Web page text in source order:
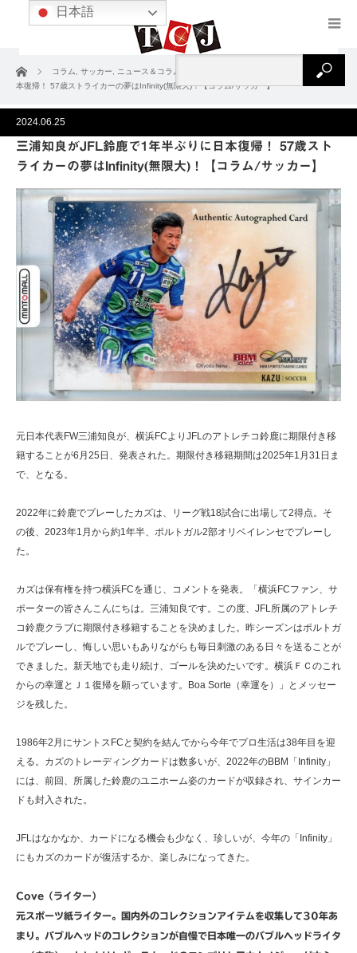
ホーム コラム サッカー ニュース＆コラム
三浦知良がJFL鈴鹿で1年半ぶりに日
本復帰！ 57歳ストライカーの夢はInfinity(無限大)！【コラム/サッカー】
2024.06.25
三浦知良がJFL鈴鹿で1年半ぶりに日本復帰！ 57歳スト
ライカーの夢はInfinity(無限大)！【コラム/サッカー】
元日本代表FW三浦知良が、横浜FCよりJFLのアトレチコ鈴鹿に期限付き移
籍することが6月25日、発表された。期限付き移籍期間は2025年1月31日ま
で、となる。
2022年に鈴鹿でプレーしたカズは、リーグ戦18試合に出場して2得点。そ
の後、2023年1月から約1年半、ポルトガル2部オリベイレンセでプレーし
た。
カズは保有権を持つ横浜FCを通じ、コメントを発表。「横浜FCファン、サ
ポーターの皆さんこんにちは。三浦知良です。この度、JFL所属のアトレチ
コ鈴鹿クラブに期限付き移籍することを決めました。昨シーズンはポルトガ
ルでプレーし、悔しい思いもありながらも毎日刺激のある日々を送ることが
できました。新天地でも走り続け、ゴールを決めたいです。横浜ＦＣのこれ
からの幸運とＪ１復帰を願っています。Boa Sorte（幸運を）」とメッセー
ジを残した。
1986年2月にサントスFCと契約を結んでから今年でプロ生活は38年目を迎
える。カズのトレーディングカードは数多いが、2022年のBBM「Infinity」
には、前回、所属した鈴鹿のユニホーム姿のカードが収録され、サインカー
ドも封入された。
JFLはなかなか、カードになる機会も少なく、珍しいが、今年の「Infinity」
にもカズのカードが復活するか、楽しみになってきた。
Cove（ライター）
元スポーツ紙ライター。国内外のコレクションアイテムを収集して30年あ
まり。バブルヘッドのコレクションが自慢で日本唯一のバブルヘッドライタ
日本語